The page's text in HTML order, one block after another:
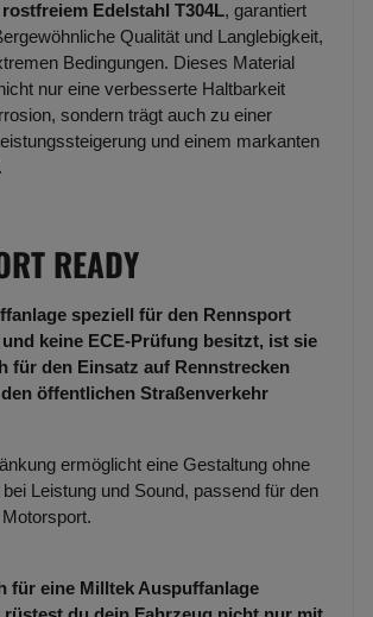
Edelstahl T304L, garantiert
Qualität und Langlebigkeit,
Bedingungen. Dieses Material
nur eine verbesserte Haltbarkeit
sondern trägt auch zu einer
und einem markanten
READY
speziell für den Rennsport
keine ECE-Prüfung besitzt, ist sie
für den Einsatz auf Rennstrecken
öffentlichen Straßenverkehr
ermöglicht eine Gestaltung ohne
Leistung und Sound, passend für den
für eine Milltek Auspuffanlage